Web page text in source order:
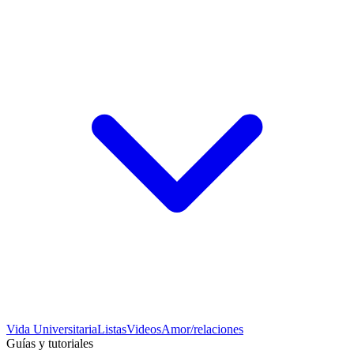
Vida UniversitariaListasVideosAmor/relaciones
Guías y tutoriales